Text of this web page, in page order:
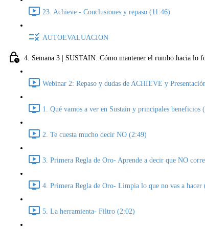
23. Achieve - Conclusiones y repaso (11:46)
AUTOEVALUACION
4. Semana 3 | SUSTAIN: Cómo mantener el rumbo hacia lo
Webinar 2: Repaso y dudas de ACHIEVE y
1. Qué vamos a ver en Sustain y principales beneficios
2. Te cuesta mucho decir NO (2:49)
3. Primera Regla de Oro- Aprende a decir que NO
4. Primera Regla de Oro- Limpia lo que no vas a hacer
5. La herramienta- Filtro (2:02)